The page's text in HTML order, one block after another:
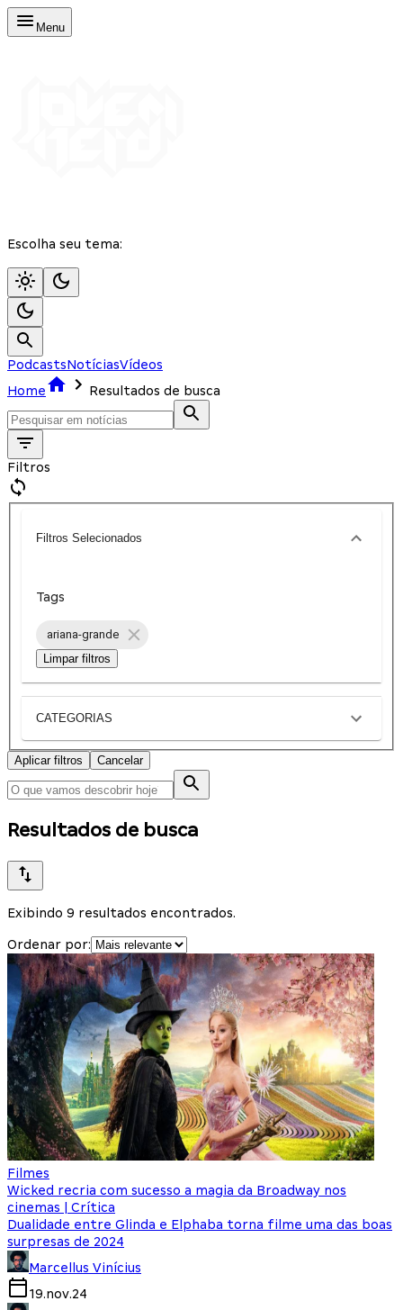
Menu
Escolha seu tema:
PodcastsNotíciasVídeos
Home
Resultados de busca
Filtros
Filtros Selecionados
Tags
ariana-grande
Limpar filtros
CATEGORIAS
Aplicar filtros Cancelar
Resultados de busca
Exibindo 9 resultados encontrados.
Ordenar por:
Filmes
Wicked recria com sucesso a magia da Broadway nos
cinemas | Crítica
Dualidade entre Glinda e Elphaba torna filme uma das boas
surpresas de 2024
Marcellus Vinícius
19.nov.24